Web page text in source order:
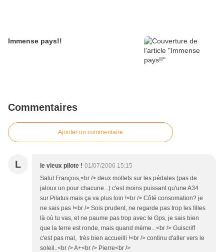
Immense pays!!
Commentaires
Ajouter un commentaire
L le vieux pilote ! 01/07/2006 15:15
Salut François,<br /> deux mollets sur les pédales (pas de
jaloux un pour chacune...) c'est moins puissant qu'une A34
sur Pilatus mais ça va plus loin !<br /> Côté consomation? je
ne sais pas !<br /> Sois prudent, ne regarde pas trop les filles
là où tu vas, et ne paume pas trop avec le Gps, je sais bien
que la terre est ronde, mais quand mème...<br /> Guiscriff
c'est pas mal, très bien accueilli !<br /> continu d'aller vers le
soleil..<br /> A+<br /> Pierre<br />